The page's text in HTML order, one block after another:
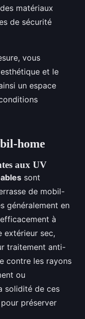
matériaux
de sécurité
vous
et le
un espace
home
aux UV
sont
de mobil-
généralement en
à
extérieur sec,
traitement anti-
contre les rayons
ou
solidité de ces
préserver